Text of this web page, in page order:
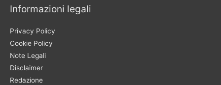
Informazioni legali
Privacy Policy
Cookie Policy
Note Legali
Disclaimer
Redazione